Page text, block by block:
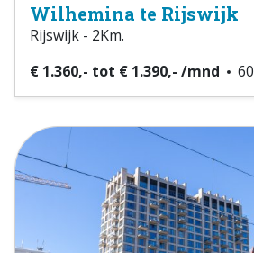
Wilhemina te Rijswijk
Rijswijk - 2Km.
€ 1.360,- tot € 1.390,- /mnd